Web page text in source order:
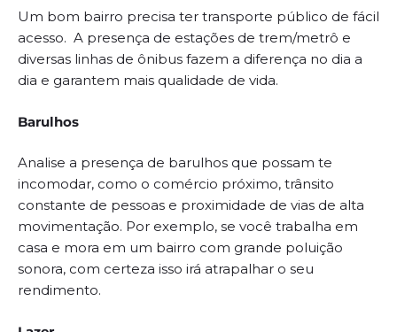
Um bom bairro precisa ter transporte público de fácil
acesso. A presença de estações de trem/metrô e
diversas linhas de ônibus fazem a diferença no dia a
dia e garantem mais qualidade de vida.
Barulhos
Analise a presença de barulhos que possam te
incomodar, como o comércio próximo, trânsito
constante de pessoas e proximidade de vias de alta
movimentação. Por exemplo, se você trabalha em
casa e mora em um bairro com grande poluição
sonora, com certeza isso irá atrapalhar o seu
rendimento.